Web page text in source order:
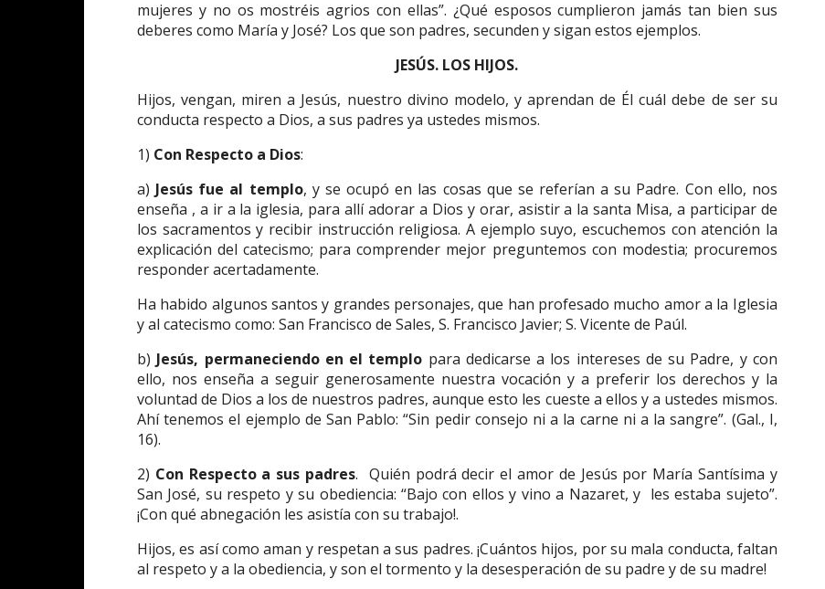
mujeres y no os mostréis agrios con ellas”. ¿Qué esposos cumplieron jamás tan bien sus
deberes como María y José? Los que son padres, secunden y sigan estos ejemplos.
JESÚS. LOS HIJOS.
Hijos, vengan, miren a Jesús, nuestro divino modelo, y aprendan de Él cuál debe de ser su
conducta respecto a Dios, a sus padres ya ustedes mismos.
1) Con Respecto a Dios:
a) Jesús fue al templo, y se ocupó en las cosas que se referían a su Padre. Con ello, nos
enseña , a ir a la iglesia, para allí adorar a Dios y orar, asistir a la santa Misa, a participar de
los sacramentos y recibir instrucción religiosa. A ejemplo suyo, escuchemos con atención la
explicación del catecismo; para comprender mejor preguntemos con modestia; procuremos
responder acertadamente.
Ha habido algunos santos y grandes personajes, que han profesado mucho amor a la Iglesia
y al catecismo como: San Francisco de Sales, S. Francisco Javier; S. Vicente de Paúl.
b) Jesús, permaneciendo en el templo para dedicarse a los intereses de su Padre, y con
ello, nos enseña a seguir generosamente nuestra vocación y a preferir los derechos y la
voluntad de Dios a los de nuestros padres, aunque esto les cueste a ellos y a ustedes mismos.
Ahí tenemos el ejemplo de San Pablo: “Sin pedir consejo ni a la carne ni a la sangre”. (Gal., I,
16).
2) Con Respecto a sus padres. Quién podrá decir el amor de Jesús por María Santísima y
San José, su respeto y su obediencia: “Bajo con ellos y vino a Nazaret, y les estaba sujeto”.
¡Con qué abnegación les asistía con su trabajo!.
Hijos, es así como aman y respetan a sus padres. ¡Cuántos hijos, por su mala conducta, faltan
al respeto y a la obediencia, y son el tormento y la desesperación de su padre y de su madre!